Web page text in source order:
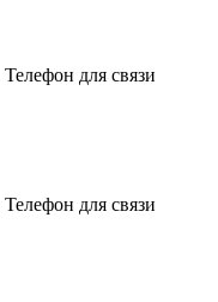
Телефон для связи
Телефон для связи